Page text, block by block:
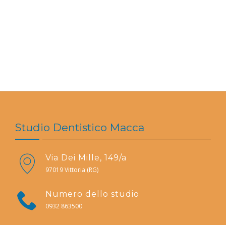
Studio Dentistico Macca
Via Dei Mille, 149/a
97019 Vittoria (RG)
Numero dello studio
0932 863500